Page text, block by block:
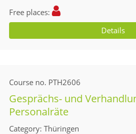
Free places
Details
Course no. PTH2606
Gesprächs- und
Personalräte
Category Thüringen